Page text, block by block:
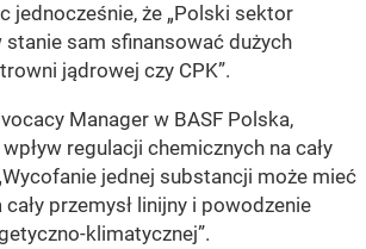
jednocześnie, że „Polski sektor
stanie sam sfinansować dużych
jądrowej czy CPK”.
Manager w BASF Polska,
regulacji chemicznych na cały
jednej substancji może mieć
przemysł linijny i powodzenie
klimatycznej”.